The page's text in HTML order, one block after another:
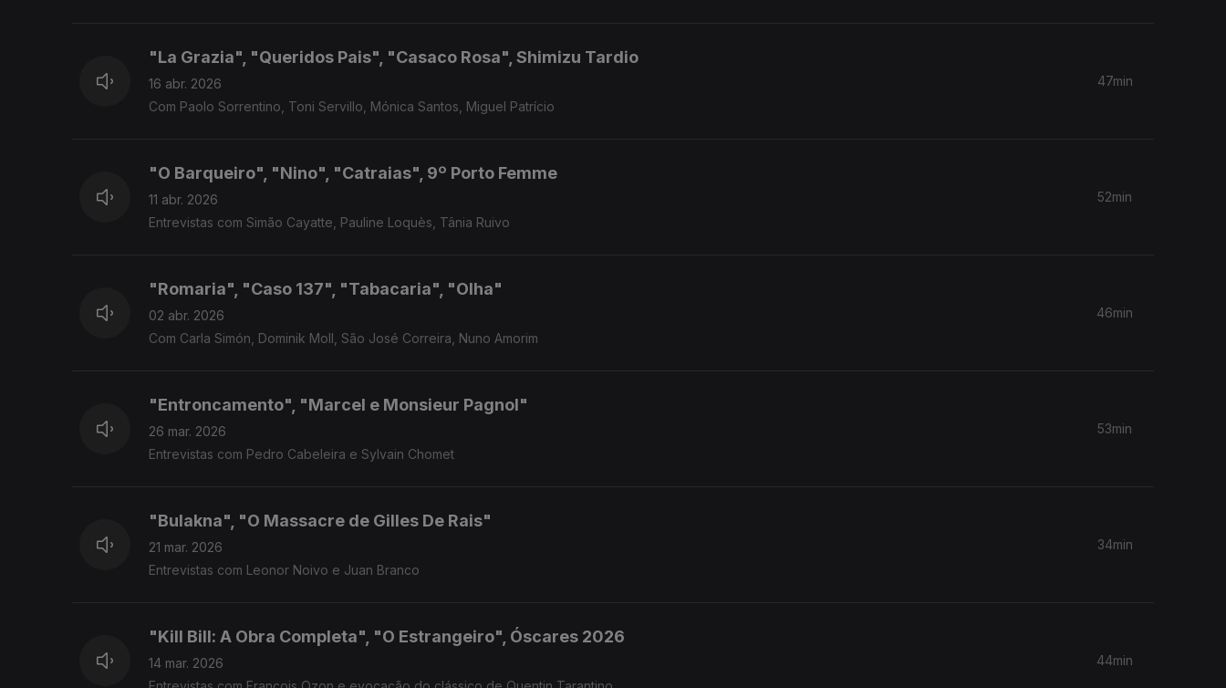
"La Grazia", "Queridos Pais", "Casaco Rosa", Shimizu Tardio
16 abr. 2026
Com Paolo Sorrentino, Toni Servillo, Mónica Santos, Miguel Patrício
47min
"O Barqueiro", "Nino", "Catraias", 9º Porto Femme
11 abr. 2026
Entrevistas com Simão Cayatte, Pauline Loquès, Tânia Ruivo
52min
"Romaria", "Caso 137", "Tabacaria", "Olha"
02 abr. 2026
Com Carla Simón, Dominik Moll, São José Correira, Nuno Amorim
46min
"Entroncamento", "Marcel e Monsieur Pagnol"
26 mar. 2026
Entrevistas com Pedro Cabeleira e Sylvain Chomet
53min
"Bulakna", "O Massacre de Gilles De Rais"
21 mar. 2026
Entrevistas com Leonor Noivo e Juan Branco
34min
"Kill Bill: A Obra Completa", "O Estrangeiro", Óscares 2026
14 mar. 2026
44min